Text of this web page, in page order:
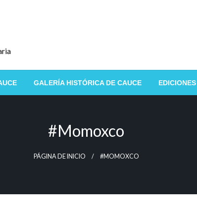
GALERÍA HISTÓRICA DE CAUCE
#Momoxco
PÁGINA DE INICIO #MOMOXCO